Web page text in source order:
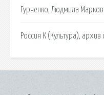
Гурченко, Людмила
Россия К (Культура),